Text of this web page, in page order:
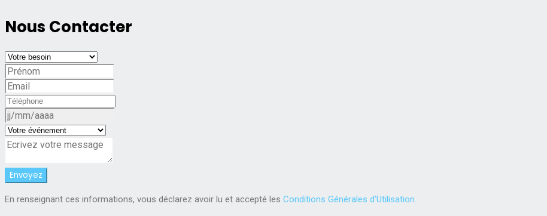
Nous Contacter
En renseignant ces informations, vous déclarez avoir lu et accepté les Conditions Générales d'Utilisation.